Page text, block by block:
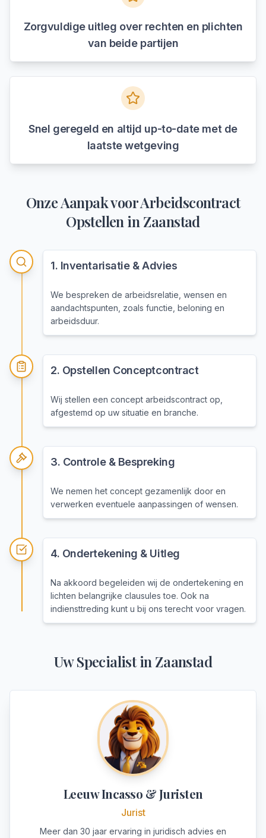
Zorgvuldige uitleg over rechten en plichten
van beide partijen
Snel geregeld en altijd up-to-date met de
laatste wetgeving
Onze Aanpak voorArbeidscontract
Opstellen in Zaanstad
1. Inventarisatie & Advies
We bespreken de arbeidsrelatie, wensen en
aandachtspunten, zoals functie, beloning en
arbeidsduur.
2. Opstellen Conceptcontract
Wij stellen een concept arbeidscontract op,
afgestemd op uw situatie en branche.
3. Controle & Bespreking
We nemen het concept gezamenlijk door en
verwerken eventuele aanpassingen of wensen.
4. Ondertekening & Uitleg
Na akkoord begeleiden wij de ondertekening en
lichten belangrijke clausules toe. Ook na
indiensttreding kunt u bij ons terecht voor vragen.
Uw Specialist in Zaanstad
Leeuw Incasso & Juristen
Jurist
Meer dan 30 jaar ervaring in juridisch advies en